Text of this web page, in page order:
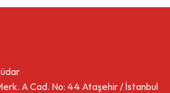
A Cad. No: 44 Ataşehir / İstanbul